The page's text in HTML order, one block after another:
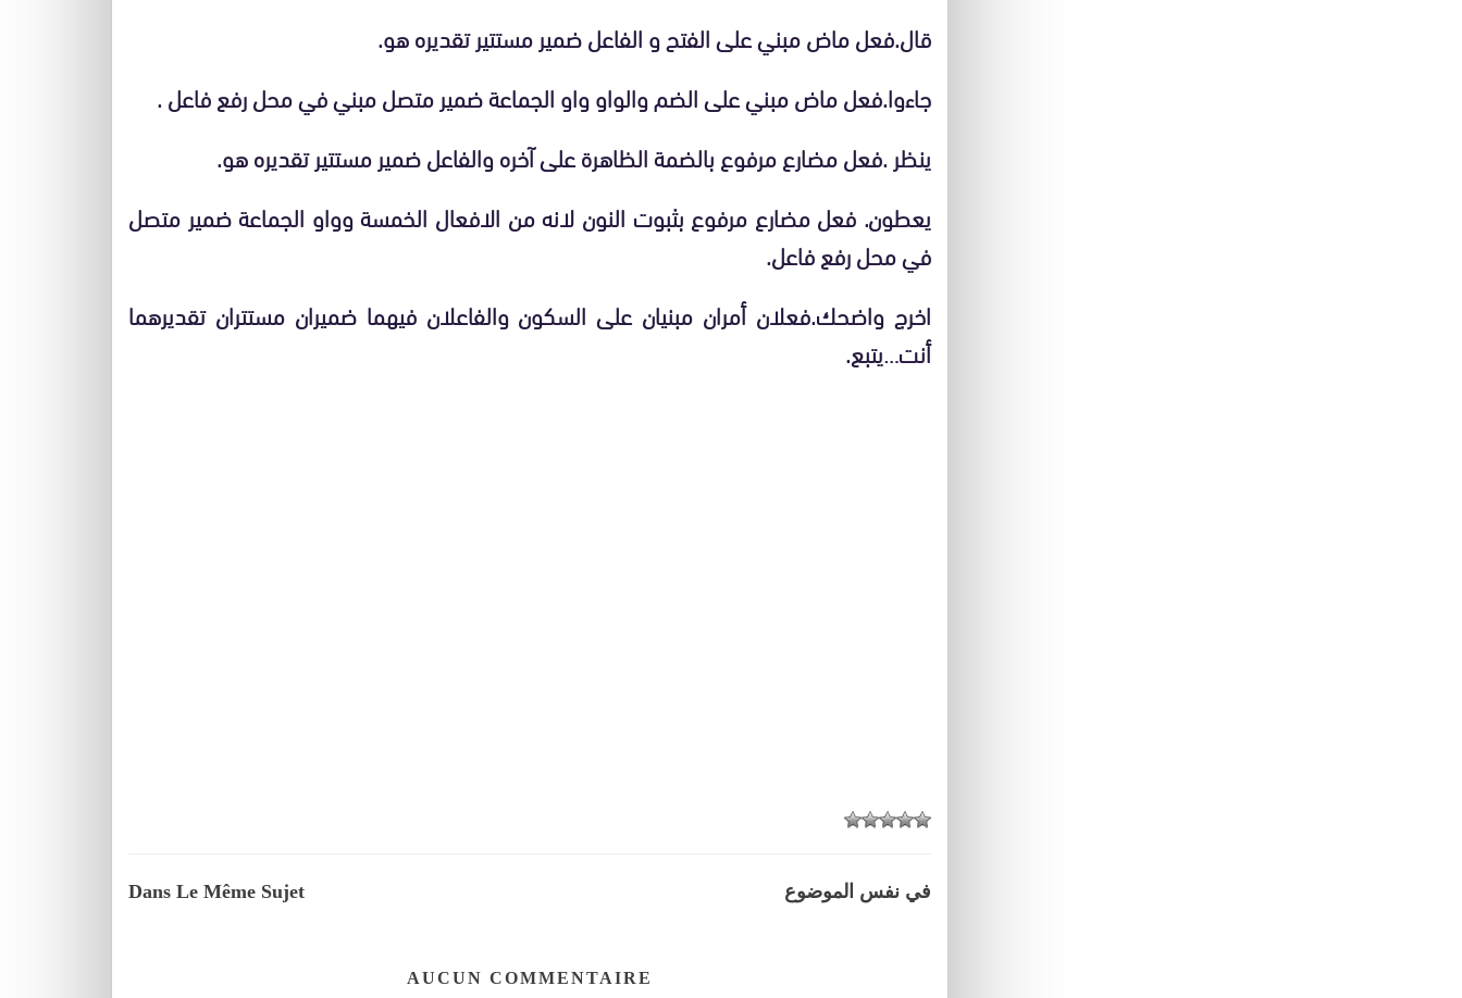
قال.فعل ماض مبني على الفتح و الفاعل ضمير مستتير تقديره هو.
جاءوا.فعل ماض مبني على الضم والواو واو الجماعة ضمير متصل مبني في محل رفع فاعل .
ينظر .فعل مضارع مرفوع بالضمة الظاهرة على آخره والفاعل ضمير مستتير تقديره هو.
يعطون. فعل مضارع مرفوع بثبوت النون لانه من الافعال الخمسة وواو الجماعة ضمير متصل
في محل رفع فاعل.
اخرج واضحك.فعلان أمران مبنيان على السكون والفاعلان فيهما ضميران مستتران تقديرهما
أنت…يتبع.
Dans Le Même Sujet في نفس الموضوع
AUCUN COMMENTAIRE